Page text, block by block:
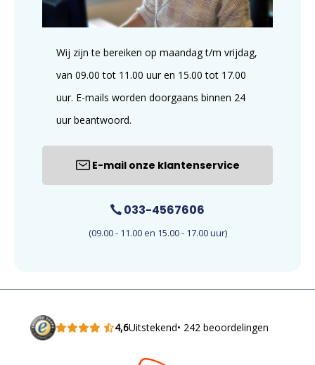
Wij zijn te bereiken op maandag t/m vrijdag,
van 09.00 tot 11.00 uur en 15.00 tot 17.00
uur. E-mails worden doorgaans binnen 24
uur beantwoord.
E-mail onze klantenservice
033-4567606
(09.00 - 11.00 en 15.00 - 17.00 uur)
4,6Uitstekend• 242 beoordelingen